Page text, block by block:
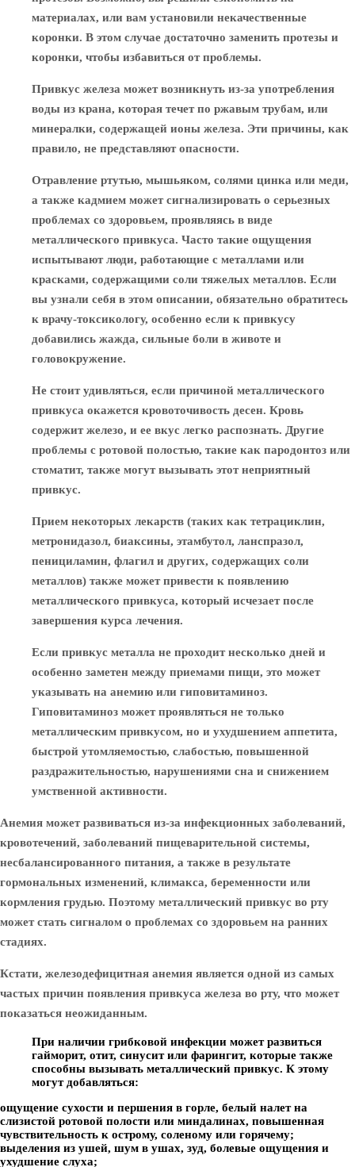
материалах, или вам установили некачественные
коронки. В этом случае достаточно заменить протезы и
коронки, чтобы избавиться от проблемы.
Привкус железа может возникнуть из-за употребления
воды из крана, которая течет по ржавым трубам, или
минералки, содержащей ионы железа. Эти причины, как
правило, не представляют опасности.
Отравление ртутью, мышьяком, солями цинка или меди,
а также кадмием может сигнализировать о серьезных
проблемах со здоровьем, проявляясь в виде
металлического привкуса. Часто такие ощущения
испытывают люди, работающие с металлами или
красками, содержащими соли тяжелых металлов. Если
вы узнали себя в этом описании, обязательно обратитесь
к врачу-токсикологу, особенно если к привкусу
добавились жажда, сильные боли в животе и
головокружение.
Не стоит удивляться, если причиной металлического
привкуса окажется кровоточивость десен. Кровь
содержит железо, и ее вкус легко распознать. Другие
проблемы с ротовой полостью, такие как пародонтоз или
стоматит, также могут вызывать этот неприятный
привкус.
Прием некоторых лекарств (таких как тетрациклин,
метронидазол, биаксины, этамбутол, ланспразол,
пенициламин, флагил и других, содержащих соли
металлов) также может привести к появлению
металлического привкуса, который исчезает после
завершения курса лечения.
Если привкус металла не проходит несколько дней и
особенно заметен между приемами пищи, это может
указывать на анемию или гиповитаминоз.
Гиповитаминоз может проявляться не только
металлическим привкусом, но и ухудшением аппетита,
быстрой утомляемостью, слабостью, повышенной
раздражительностью, нарушениями сна и снижением
умственной активности.
Анемия может развиваться из-за инфекционных заболеваний,
кровотечений, заболеваний пищеварительной системы,
несбалансированного питания, а также в результате
гормональных изменений, климакса, беременности или
кормления грудью. Поэтому металлический привкус во рту
может стать сигналом о проблемах со здоровьем на ранних
стадиях.
Кстати, железодефицитная анемия является одной из самых
частых причин появления привкуса железа во рту, что может
показаться неожиданным.
При наличии грибковой инфекции может развиться
гайморит, отит, синусит или фарингит, которые также
способны вызывать металлический привкус. К этому
могут добавляться:
ощущение сухости и першения в горле, белый налет на
слизистой ротовой полости или миндалинах, повышенная
чувствительность к острому, соленому или горячему;
выделения из ушей, шум в ушах, зуд, болевые ощущения и
ухудшение слуха;